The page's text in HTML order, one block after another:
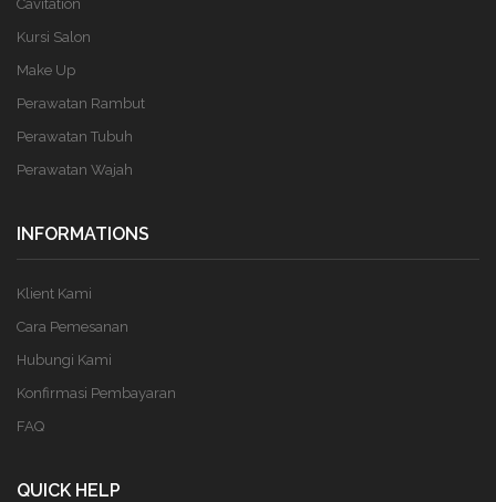
Cavitation
Kursi Salon
Make Up
Perawatan Rambut
Perawatan Tubuh
Perawatan Wajah
INFORMATIONS
Klient Kami
Cara Pemesanan
Hubungi Kami
Konfirmasi Pembayaran
FAQ
QUICK HELP